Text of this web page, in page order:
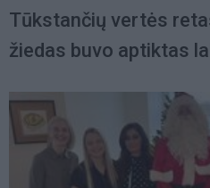
Tūkstančių vertės
žiedas buvo aptiktas